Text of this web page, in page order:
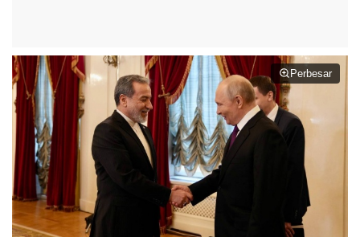
Perbesar